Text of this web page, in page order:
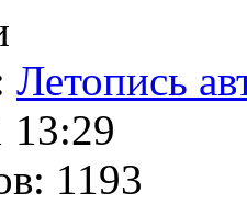
Летопись
13:29
1193